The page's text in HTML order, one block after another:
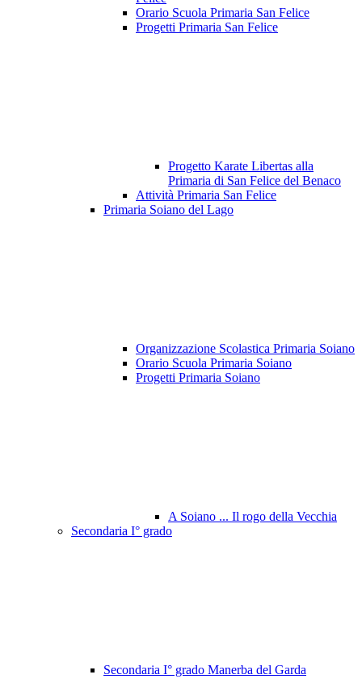
Orario Scuola Primaria San Felice
Progetti Primaria San Felice
Progetto Karate Libertas alla
Primaria di San Felice del Benaco
Attività Primaria San Felice
Primaria Soiano del Lago
Organizzazione Scolastica Primaria Soiano
Orario Scuola Primaria Soiano
Progetti Primaria Soiano
A Soiano ... Il rogo della Vecchia
Secondaria I° grado
Secondaria I° grado Manerba del Garda